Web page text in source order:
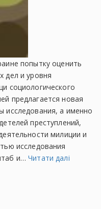
попытку оценить
дел и уровня
социологического
предлагается новая
исследования, а именно
преступлений,
милиции и
исследования
и…Читати далі